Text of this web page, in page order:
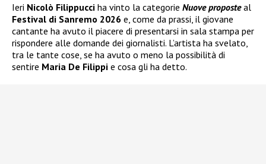
Ieri Nicolò Filippucci ha vinto la categorie Nuove proposteal
Festival di Sanremo 2026 e, come da prassi, il giovane
cantante ha avuto il piacere di presentarsi in sala stampa per
rispondere alle domande dei giornalisti. L’artista ha svelato,
tra le tante cose, se ha avuto o meno la possibilità di
sentire Maria De Filippi e cosa gli ha detto.